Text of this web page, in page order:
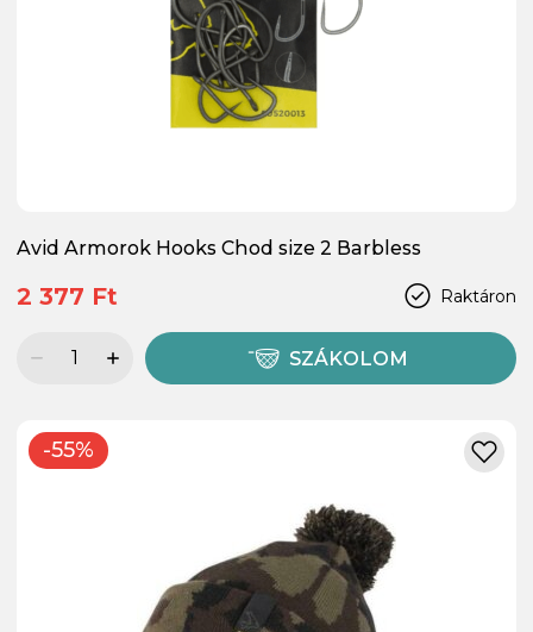
Avid Armorok Hooks Chod size 2 Barbless
Raktáron
2 377 Ft
SZÁKOLOM
-55%